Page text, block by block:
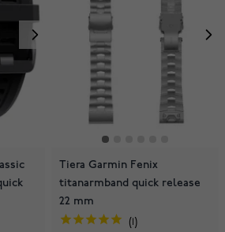
Tiera Garmin Fenix
titanarmband quick release
22 mm